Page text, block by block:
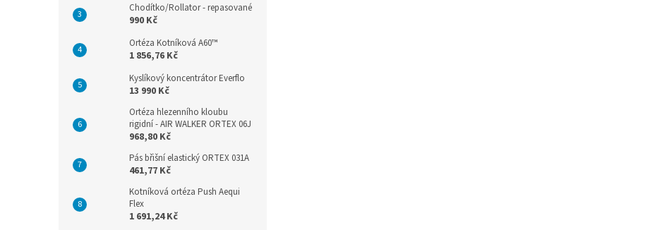
Chodítko/Rollator - repasované
990 Kč
Ortéza Kotníková A60™
1 856,76 Kč
Kyslíkový koncentrátor Everflo
13 990 Kč
Ortéza hlezenního kloubu
rigidní - AIR WALKER ORTEX 06J
968,80 Kč
Pás břišní elastický ORTEX 031A
461,77 Kč
Kotníková ortéza Push Aequi
Flex
1 691,24 Kč